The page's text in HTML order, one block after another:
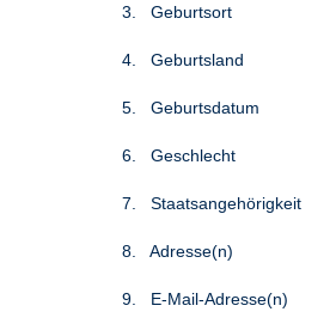
3. Geburtsort
4. Geburtsland
5. Geburtsdatum
6. Geschlecht
7. Staatsangehörigkeit
8. Adresse(n)
9. E-Mail-Adresse(n)